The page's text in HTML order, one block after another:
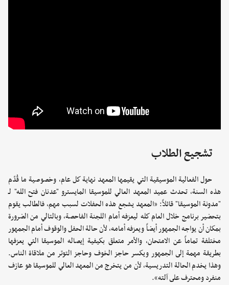
تشجيع الطلاب
حول الفعالية الموسيقية التي يقيمها المعهد نهاية كل عام، وخصوصية ما قُدّم
هذه السنة، تحدث عميد المعهد العالي للموسيقا المايسترو "عدنان فتح الله" لـ
"مدونة الموسيقا" قائلاً: «المعهد يشجع هذه الحفلات لسبب مهم، فالطالب يقوم
بتحضير برنامج خلال العام كله ليعزفه أمام اللجنة الفاحصة، وبالتالي من الضرورة
بمكان أن يواجه الجمهور أيضاً ويعزفه أمامه، لأن حالة الحفل والوقوف أمام الجمهور
مختلفة تماماً عن الامتحان، والأمر متعلق بكيفية إيصاله الموسيقا التي يعزفها
بطريقة مهمة إلى الجمهور ويكسر حاجز الخوف وحاجز التوتر من ملاقاة الناس.
وهذا يخدم الحالة التدريسية، لأن من يتخرج من المعهد العالي للموسيقا هو عازف
منفرد ومحترف على آلته».